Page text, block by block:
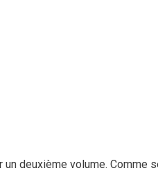
deuxième volume. Comme